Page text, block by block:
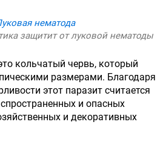
защитит от луковой нематоды
кольчатый червь, который
размерами. Благодаря
этот паразит считается
и опасных
и декоративных